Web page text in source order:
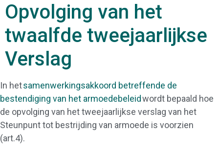
Opvolging van het
twaalfde tweejaarlijkse
Verslag
In hetsamenwerkingsakkoord betreffende de
bestendiging van het armoedebeleidwordt bepaald hoe
de opvolging van het tweejaarlijkse verslag van het
Steunpunt tot bestrijding van armoede is voorzien
(art.4).